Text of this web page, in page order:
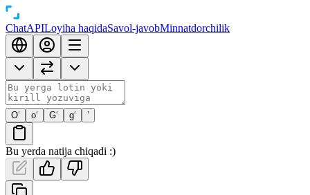
ChatAPILoyiha haqidaSavol-javobMinnatdorchilik
O‘ o‘ G‘ g‘ ’
Bu yerda natija chiqadi :)